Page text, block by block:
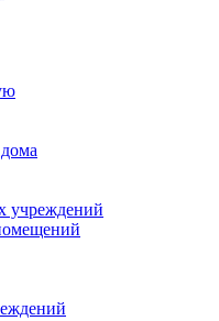
учреждений